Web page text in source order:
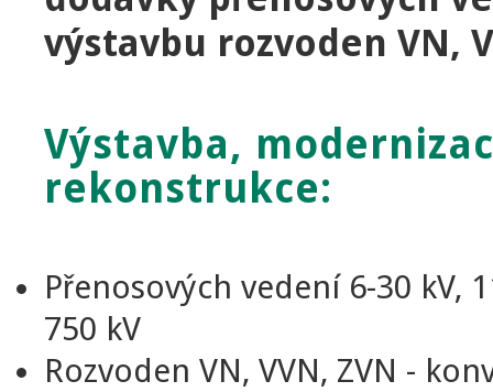
výstavbu rozvoden VN,
Výstavba,
rekonstrukce:
Přenosových vedení 6-30 kV,
750 kV
Rozvoden VN, VVN, ZVN -